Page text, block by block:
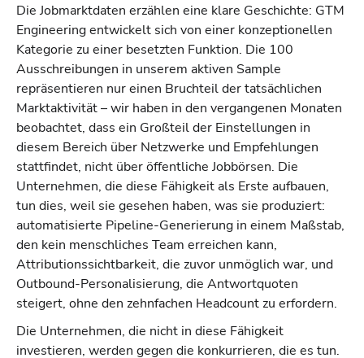
Die Jobmarktdaten erzählen eine klare Geschichte: GTM
Engineering entwickelt sich von einer konzeptionellen
Kategorie zu einer besetzten Funktion. Die 100
Ausschreibungen in unserem aktiven Sample
repräsentieren nur einen Bruchteil der tatsächlichen
Marktaktivität – wir haben in den vergangenen Monaten
beobachtet, dass ein Großteil der Einstellungen in
diesem Bereich über Netzwerke und Empfehlungen
stattfindet, nicht über öffentliche Jobbörsen. Die
Unternehmen, die diese Fähigkeit als Erste aufbauen,
tun dies, weil sie gesehen haben, was sie produziert:
automatisierte Pipeline-Generierung in einem Maßstab,
den kein menschliches Team erreichen kann,
Attributionssichtbarkeit, die zuvor unmöglich war, und
Outbound-Personalisierung, die Antwortquoten
steigert, ohne den zehnfachen Headcount zu erfordern.
Die Unternehmen, die nicht in diese Fähigkeit
investieren, werden gegen die konkurrieren, die es tun.